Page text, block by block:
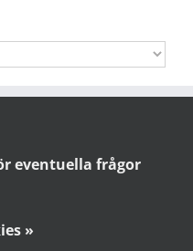
eventuella frågor
»